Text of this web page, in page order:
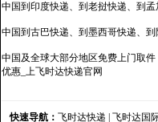
中国到印度快递、到老挝快递、到孟
中国到古巴快递、到墨西哥快递、到
中国及全球大部分地区免费上门取
优惠_上飞时达快递官网
快速导航： 飞时达快递 飞时达国